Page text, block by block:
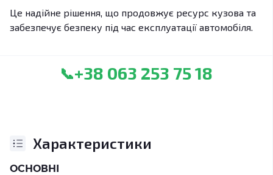
Це надійне рішення, що продовжує ресурс кузова та
забезпечує безпеку під час експлуатації автомобіля.
📞+38 063 253 75 18
Характеристики
ОСНОВНІ